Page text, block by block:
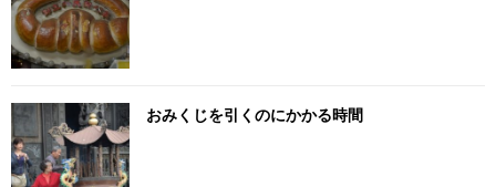
おみくじを引くのにかかる時間